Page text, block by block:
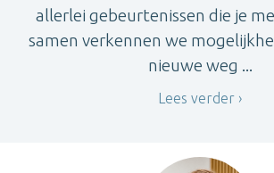
allerlei gebeurtenissen die je
samen verkennen we
nieuwe weg ...
Lees verder